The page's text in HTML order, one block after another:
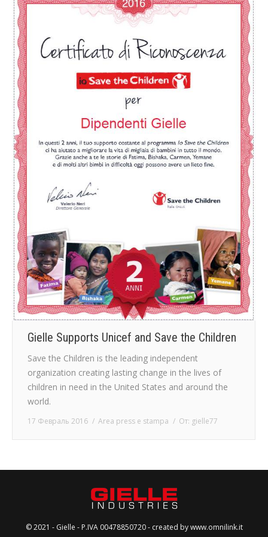
Gielle Supports Unicef and Save the Children
Save the Children is the leading independent
organization creating lasting change in the lives of
children in need in the United States and around the
world.
17 Февраль 2016 Area press e stampa От: gielle77
© 2021 - Gielle - P.IVA 00478850720 - created bywww.omnilink.it